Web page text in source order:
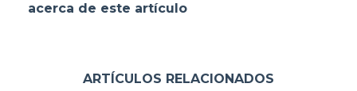
acerca de este artículo
ARTÍCULOS RELACIONADOS